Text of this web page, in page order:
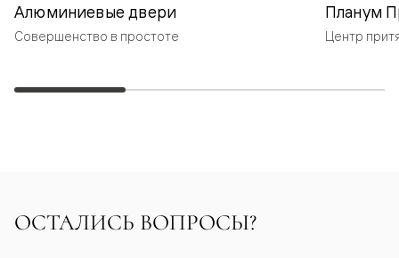
Алюминиевые двери
Совершенство в простоте
Планум
Центр
ОСТАЛИСЬ ВОПРОСЫ?